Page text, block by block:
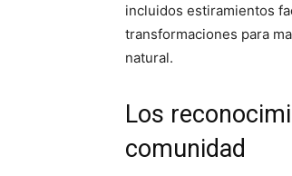
incluidos estiramientos
transformaciones para
natural.
Los
comunidad